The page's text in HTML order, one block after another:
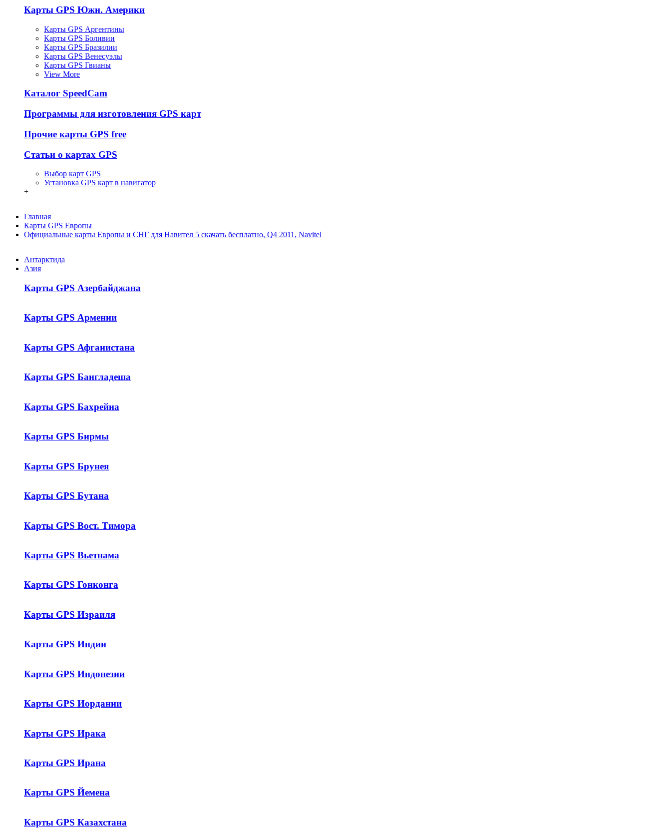
Карты GPS Южн. Америки
Карты GPS Аргентины
Карты GPS Боливии
Карты GPS Бразилии
Карты GPS Венесуэлы
Карты GPS Гвианы
View More
Каталог SpeedCam
Программы для изготовления GPS карт
Прочие карты GPS free
Статьи о картах GPS
Выбор карт GPS
Установка GPS карт в навигатор
+
Главная
Карты GPS Европы
Официальные карты Европы и СНГ для Навител 5 скачать бесплатно, Q4 2011, Navitel
Антарктида
Азия
Карты GPS Азербайджана
Карты GPS Армении
Карты GPS Афганистана
Карты GPS Бангладеша
Карты GPS Бахрейна
Карты GPS Бирмы
Карты GPS Брунея
Карты GPS Бутана
Карты GPS Вост. Тимора
Карты GPS Вьетнама
Карты GPS Гонконга
Карты GPS Израиля
Карты GPS Индии
Карты GPS Индонезии
Карты GPS Иордании
Карты GPS Ирака
Карты GPS Ирана
Карты GPS Йемена
Карты GPS Казахстана